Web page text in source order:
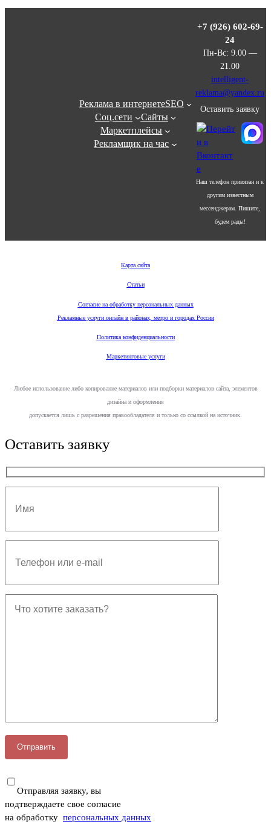
Реклама в интернетеSEO
Соц.сети
Сайты
Маркетплейсы
Рекламщик на час
+7 (926) 602-69-
24
Пн-Вс: 9.00 —
21.00
intelligent-
reklama@yandex.ru
Оставить заявку
Наш телефон привязан и к
другим известным
мессенджерам. Пишите,
будем рады!
Карта сайта
Статьи
Согласие на обработку персональных данных
Рекламные услуги онлайн в районах, метро и городах России
Политика конфиденциальности
Маркетинговые услуги
Любое использование либо копирование материалов или подборки материалов сайта, элементов
дизайна и оформления
допускается лишь с разрешения правообладателя и только со ссылкой на источник.
вверх
Оставить заявку
Отправляя заявку, вы
подтверждаете свое согласие
на обработку персональных данных